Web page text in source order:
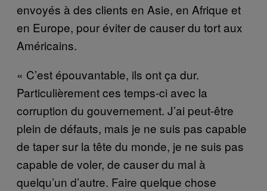
envoyés à des clients en Asie, en Afrique et
en Europe, pour éviter de causer du tort aux
Américains.
« C’est épouvantable, ils ont ça dur.
Particulièrement ces temps-ci avec la
corruption du gouvernement. J’ai peut-être
plein de défauts, mais je ne suis pas capable
de taper sur la tête du monde, je ne suis pas
capable de voler, de causer du mal à
quelqu’un d’autre. Faire quelque chose